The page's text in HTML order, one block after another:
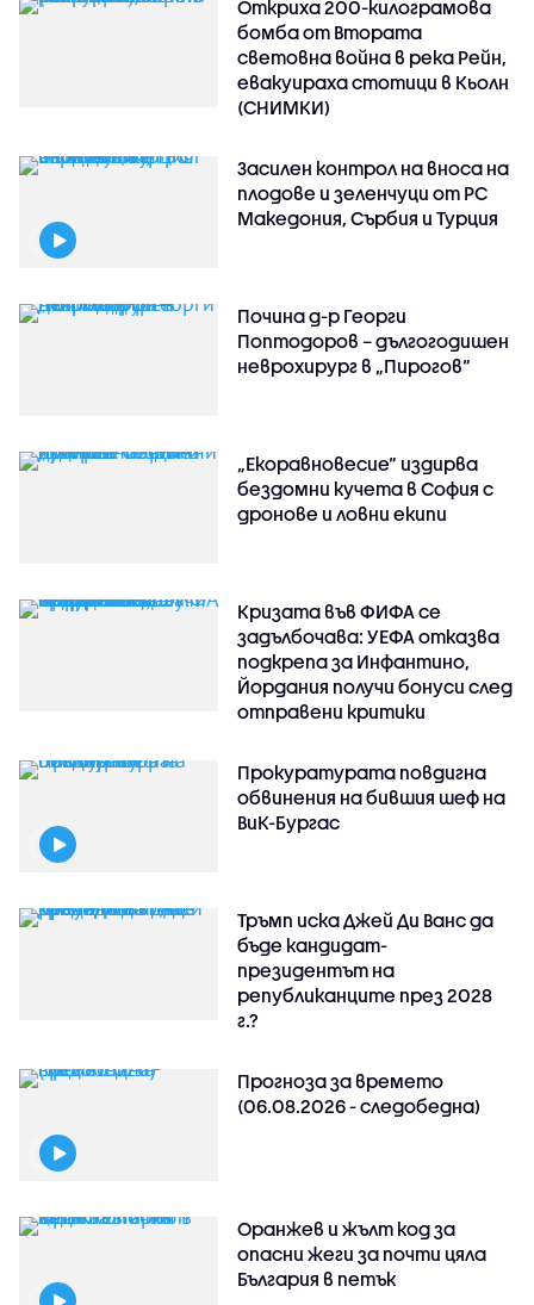
Откриха 200-килограмова
бомба от Втората
световна война в река Рейн,
евакуираха стотици в Кьолн
(СНИМКИ)
Засилен контрол на вноса на
плодове и зеленчуци от РС
Македония, Сърбия и Турция
Почина д-р Георги
Поптодоров – дългогодишен
неврохирург в „Пирогов“
„Екоравновесие“ издирва
бездомни кучета в София с
дронове и ловни екипи
Кризата във ФИФА се
задълбочава: УЕФА отказва
подкрепа за Инфантино,
Йордания получи бонуси след
отправени критики
Прокуратурата повдигна
обвинения на бившия шеф на
ВиК-Бургас
Тръмп иска Джей Ди Ванс да
бъде кандидат-
президентът на
републиканците през 2028
г.?
Прогноза за времето
(06.08.2026 - следобедна)
Оранжев и жълт код за
опасни жеги за почти цяла
България в петък